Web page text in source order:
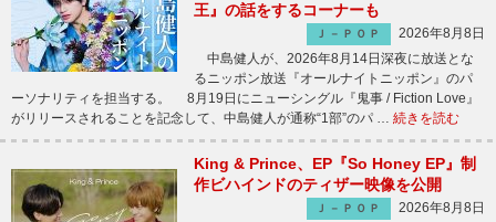
王』の話をするコーナーも
Ｊ－ＰＯＰ
2026年8月8日
中島健人が、2026年8月14日深夜に放送とな
るニッポン放送『オールナイトニッポン』のパ
ーソナリティを担当する。 8月19日にニューシングル『鬼事 / Fiction Love』
がリリースされることを記念して、中島健人が通称“1部”のパ … 続きを読む
King & Prince、EP『So Honey EP』制
作ビハインドのティザー映像を公開
Ｊ－ＰＯＰ
2026年8月8日